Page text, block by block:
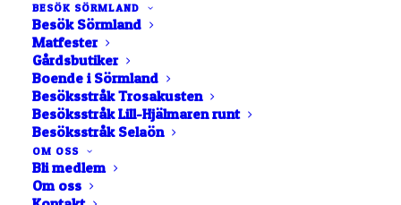
BESÖK SÖRMLAND
Besök Sörmland
Matfester
Gårdsbutiker
Boende i Sörmland
Besöksstråk Trosakusten
Besöksstråk Lill-Hjälmaren runt
Besöksstråk Selaön
OM OSS
Bli medlem
Om oss
Välkomna till klustret!
Styrelsen hälsar tre nya